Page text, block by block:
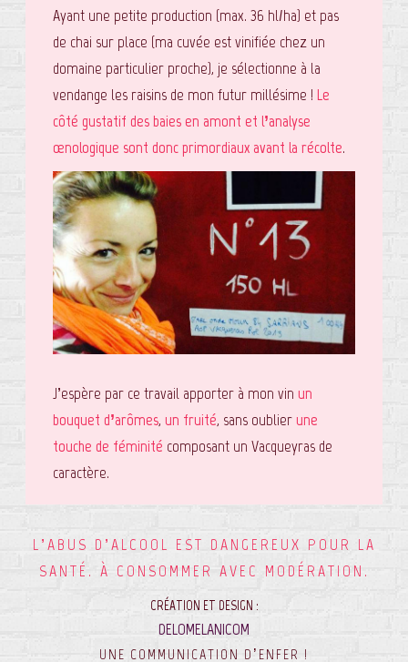
ENGLISH
157 COURS STASSART
84190 VACQUEYRAS
Tél. 06 83 70 02 23
Ayant une petite production (max. 36 hl/ha) et pas
de chai sur place (ma cuvée est vinifiée chez un
domaine particulier proche), je sélectionne à la
vendange les raisins de mon futur millésime ! Le
côté gustatif des baies en amont et l’analyse
œnologique sont donc primordiaux avant la récolte.
J’espère par ce travail apporter à mon vin un
bouquet d’arômes, un fruité, sans oublier une
touche de féminité composant un Vacqueyras de
caractère.
L’ABUS D’ALCOOL EST DANGEREUX POUR LA
SANTÉ. À CONSOMMER AVEC MODÉRATION.
CRÉATION ET DESIGN :
DELOMELANICOM
UNE COMMUNICATION D’ENFER !